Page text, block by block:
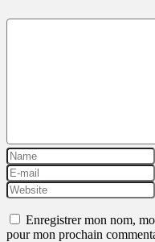
Enregistrer mon nom,
pour mon prochain